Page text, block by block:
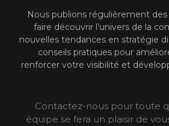
Nous publions régulièrement
faire découvrir l’univers de la
nouvelles tendances en stratégie
conseils pratiques pour
renforcer votre visibilité et
Contactez-nous pour toute
équipe se fera un plaisir de